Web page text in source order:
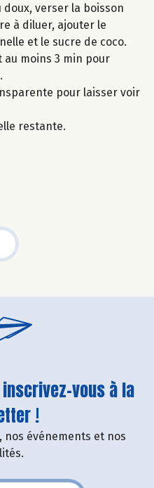
doux, verser la boisson
à diluer, ajouter le
et le sucre de coco.
au moins 3 min pour
pour laisser voir
restante.
vous à la
!
événements et nos